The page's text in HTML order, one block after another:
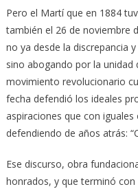
Pero el Martí que en 1884
también el 26 de noviembre
no ya desde la discrepancia
sino abogando por la
movimiento revolucionario
fecha defendió los ideales
aspiraciones que con
defendiendo de años atrás:
Ese discurso, obra
honrados, y que terminó